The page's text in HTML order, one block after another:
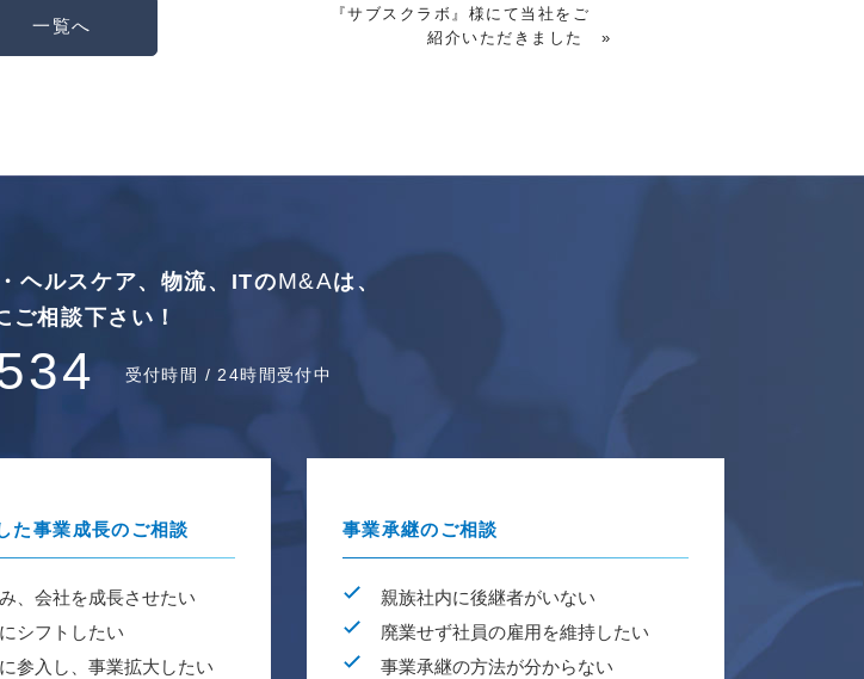
一覧へ
『サブスクラボ』様にて当社をご
紹介いただきました
»
ヘルスケア、物流、ITのM&Aは、
ご相談下さい！
受付時間 / 24時間受付中
た事業成長のご相談
、会社を成長させたい
シフトしたい
参入し、事業拡大したい
事業承継のご相談
親族社内に後継者がいない
廃業せず社員の雇用を維持したい
事業承継の方法が分からない